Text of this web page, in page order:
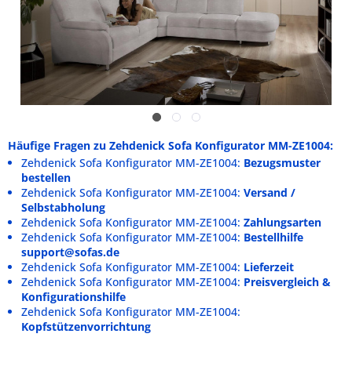
Häufige Fragen zu Zehdenick Sofa Konfigurator MM-ZE1004:
Zehdenick Sofa Konfigurator MM-ZE1004: Bezugsmuster
bestellen
Zehdenick Sofa Konfigurator MM-ZE1004: Versand /
Selbstabholung
Zehdenick Sofa Konfigurator MM-ZE1004: Zahlungsarten
Zehdenick Sofa Konfigurator MM-ZE1004: Bestellhilfe
support@sofas.de
Zehdenick Sofa Konfigurator MM-ZE1004: Lieferzeit
Zehdenick Sofa Konfigurator MM-ZE1004: Preisvergleich &
Konfigurationshilfe
Zehdenick Sofa Konfigurator MM-ZE1004:
Kopfstützenvorrichtung